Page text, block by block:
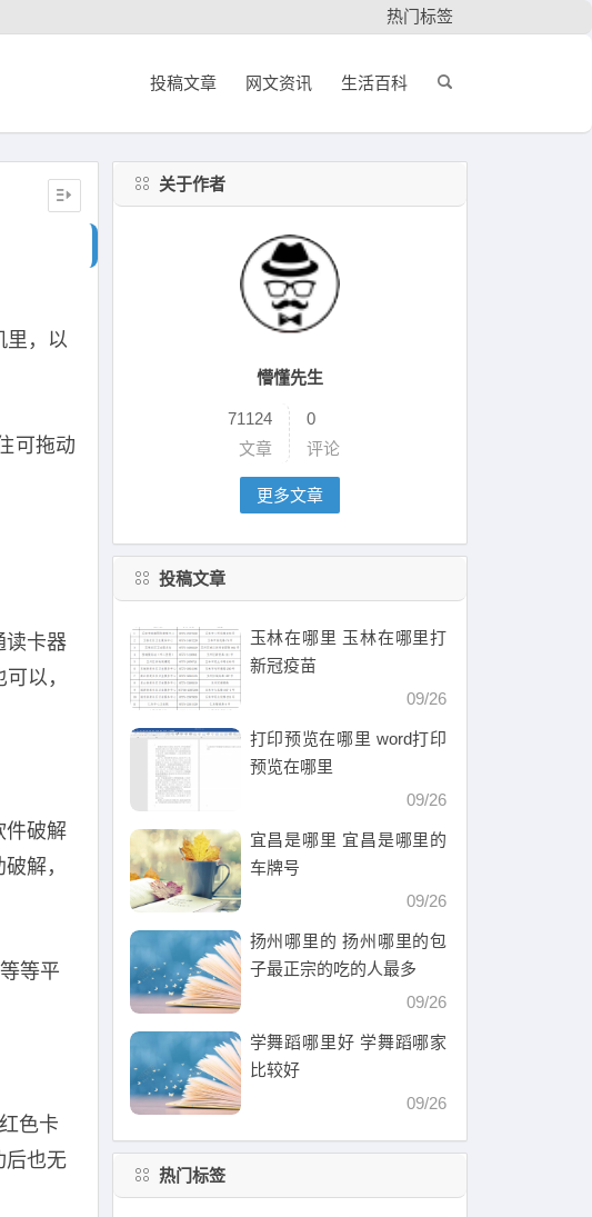
热门标签
投稿文章 网文资讯 生活百科
里，以
可拖动
读卡器
以，
件破解
解，
等平
色卡
后也无
关于作者
懵懂先生
71124
文章
0
评论
更多文章
投稿文章
玉林在哪里 玉林在哪里打
新冠疫苗
09/26
打印预览在哪里 word打印
预览在哪里
09/26
宜昌是哪里 宜昌是哪里的
车牌号
09/26
扬州哪里的 扬州哪里的包
子最正宗的吃的人最多
09/26
学舞蹈哪里好 学舞蹈哪家
比较好
09/26
热门标签